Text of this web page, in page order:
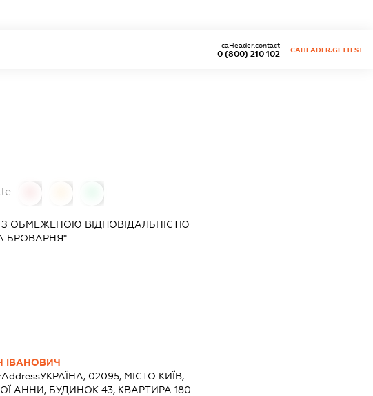
0 (800) 210 102
caHeader.contact
CAHEADER.GETTEST
ОБМЕЖЕНОЮ ВІДПОВІДАЛЬНІСТЮ
БРОВАРНЯ"
ІВАНОВИЧ
УКРАЇНА, 02095, МІСТО КИЇВ,
АННИ, БУДИНОК 43, КВАРТИРА 180